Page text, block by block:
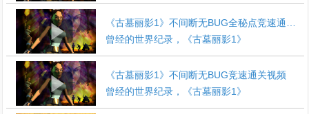
曾经的世界纪录，《古墓丽影1》
《古墓丽影1》不间断无BUG竞速通关视频
曾经的世界纪录，《古墓丽影1》